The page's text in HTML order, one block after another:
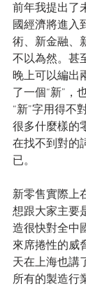
前年我提出了
國經濟將進入
術、新金融、
不以為然。甚
晚上可以編出
了一個“新”，
“新”字用得不
很多什麼樣的
在找不到對的
已。
新零售實際上
想跟大家主要
造很快對全中
來席捲性的威
天在上海也講
所有的製造行